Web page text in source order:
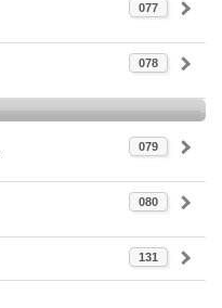
077
078
079
080
131